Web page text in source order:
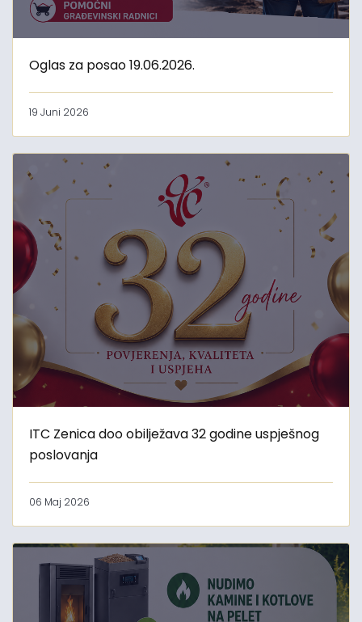
Oglas za posao 19.06.2026.
19 Juni 2026
ITC Zenica doo obilježava 32 godine uspješnog
poslovanja
06 Maj 2026